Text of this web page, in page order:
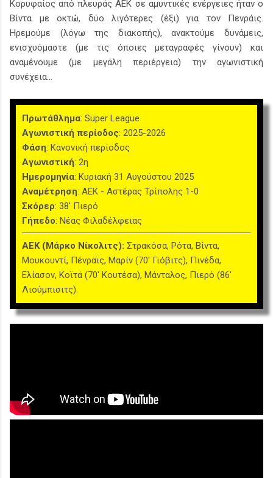
Κορυφαίος από πλευράς ΑΕΚ σε αμυντικές ενέργειες ήταν ο
Βίντα με οκτώ, δύο λιγότερες (έξι) για τον Πενράις.
Ηρεμούμε (λόγω της διακοπής), ανακτούμε δυνάμεις,
ενισχυόμαστε (με τις όποιες μεταγραφές γίνουν) και
αναμένουμε (με μεγάλη περιέργεια) την αγωνιστική
συνέχεια...
Πρωτάθλημα: Super League
Αγωνιστική περίοδος: 2025-2026
Φάση: Κανονική περίοδος
Αγωνιστική: 2η
Ημερομηνία: Κυριακή 31 Αυγούστου 2025
Αναμέτρηση: ΑΕΚ - Αστέρας Τρίπολης 1-0
Σκόρερ: 38' Πιερό
Γήπεδο: Νέας Φιλαδέλφειας
ΑΕΚ (Μάρκο Νίκολιτς): Στρακόσα, Ρότα, Βίντα,
Μουκουντί, Πένραϊς, Μαρίν (70' Γιόβιτς), Πινέδα,
Ελίασον, Κοϊτά (70' Κουτέσα), Μάνταλος, Πιερό (86'
Λιούμπισιτς).